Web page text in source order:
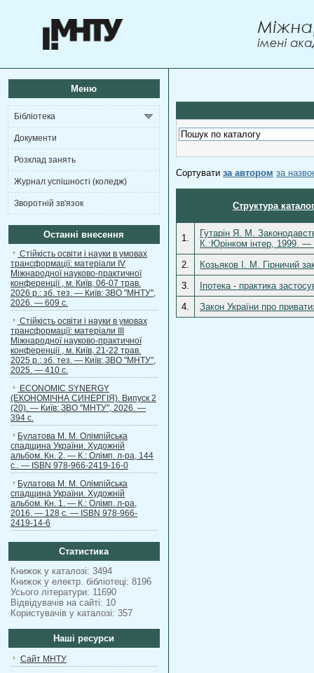
Меню
Бібліотека
Документи
Розклад занять
Журнал успішності (коледж)
Зворотній зв'язок
Останні внесення
Стійкість освіти і науки в умовах
трансформації: матеріали ІV
Міжнародної науково-практичної
конференції , м. Київ, 06-07 трав.
2026 р.: зб. тез. — Київ: ЗВО "МНТУ",
2026. — 609 с.
Стійкість освіти і науки в умовах
трансформації: матеріали ІІІ
Міжнародної науково-практичної
конференції , м. Київ, 21-22 трав.
2025 р.: зб. тез. — Київ: ЗВО "МНТУ",
2025. — 410 с.
ECONOMIC SYNERGY
(ЕКОНОМІЧНА СИНЕРГІЯ). Випуск 2
(20). — Київ: ЗВО "МНТУ", 2026. —
394 с.
Булатова М. М. Олімпійська
спадщина України. Художній
альбом. Кн. 2. — К.: Олімп. л-ра, 144
с.. — ISBN 978-966-2419-16-0
Булатова М. М. Олімпійська
спадщина України. Художній
альбом. Кн. 1. — К.: Олімп. л-ра,
2016. — 128 с. — ISBN 978-966-
2419-14-6
Статистика
Книжок у каталозі: 3494
Книжок у електр. бібліотеці: 8196
Усього літератури: 11690
Відвідувачів на сайті: 10
Користувачів у каталозі: 357
Наші ресурси
Сайт МНТУ
Сортувати за автором за
Структура
1.
Гутарін Я. М.
К.:Юрінком інтер, 1999. —
2.
Козьяков І. М. Гірничий
3.
Іпотека - практика
4.
Закон України про